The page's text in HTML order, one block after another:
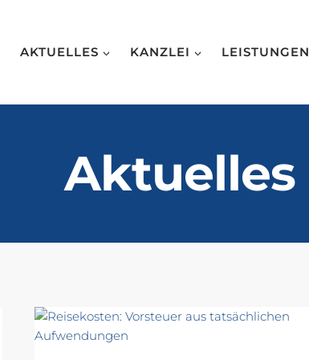
AKTUELLES KANZLEI LEISTUNGEN
Aktuelles